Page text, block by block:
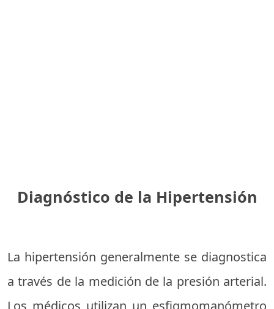
Diagnóstico de la Hipertensión
La hipertensión generalmente se diagnostica
a través de la medición de la presión arterial.
Los médicos utilizan un esfigmomanómetro